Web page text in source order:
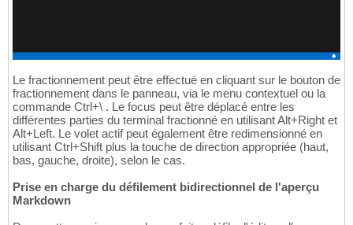
Le fractionnement peut être effectué en cliquant sur le bouton de
fractionnement dans le panneau, via le menu contextuel ou la
commande Ctrl+\ . Le focus peut être déplacé entre les
différentes parties du terminal fractionné en utilisant Alt+Right et
Alt+Left. Le volet actif peut également être redimensionné en
utilisant Ctrl+Shift plus la touche de direction appropriée (haut,
bas, gauche, droite), selon le cas.
Prise en charge du défilement bidirectionnel de l'aperçu
Markdown